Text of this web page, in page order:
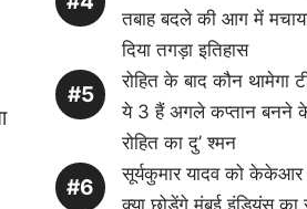
तबाह बदले की आग में
दिया तगड़ा इतिहास
रोहित के बाद कौन थामेगा
ये 3 हैं अगले कप्तान बनने के
रोहित का दु’ श्मन
सूर्यकुमार यादव को
क्या छोड़ेंगे मुंबई इंडियंस का